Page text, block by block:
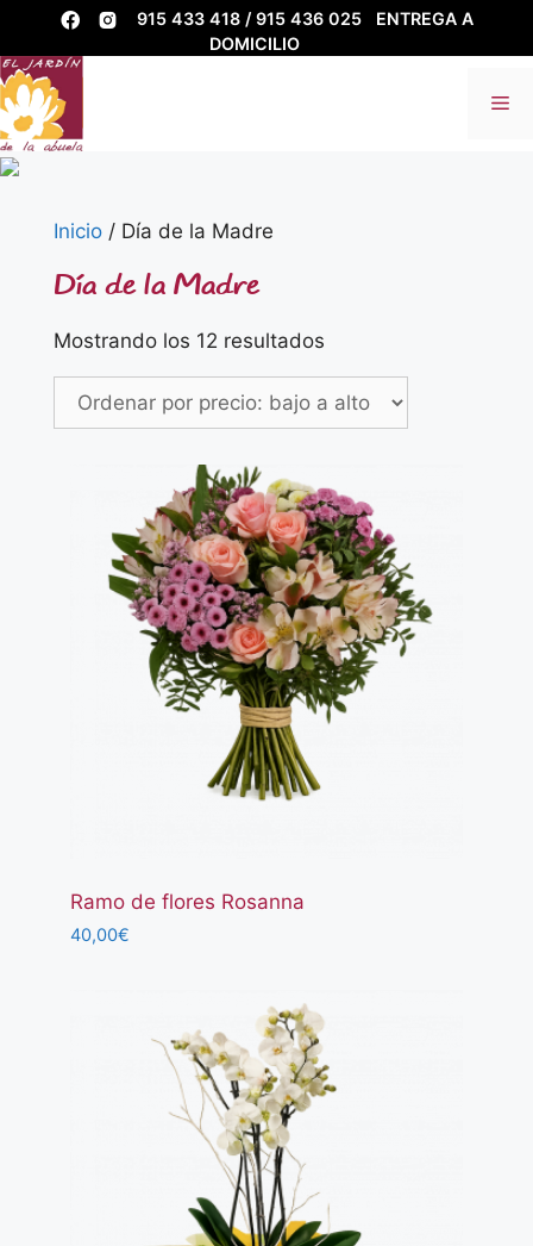
contenido
915 433 418 / 915 436 025
ENTREGA A
DOMICILIO
Inicio / Día de la Madre
Día de la Madre
Mostrando los 12 resultados
precio:
bajo
alto
Ramo de flores Rosanna
40,00€